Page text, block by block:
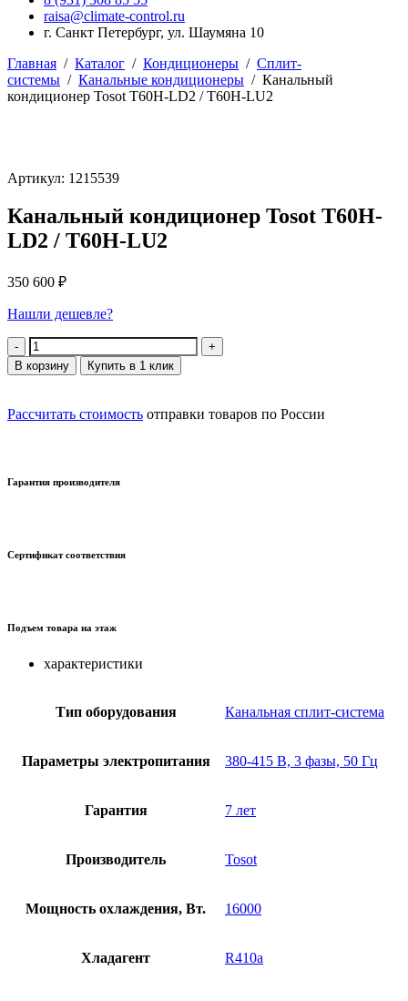
raisa@climate-control.ru
г. Санкт Петербург, ул. Шаумяна 10
Главная / Каталог / Кондиционеры / Сплит-
системы / Канальные кондиционеры / Канальный
кондиционер Tosot T60H-LD2 / T60H-LU2
Артикул: 1215539
Канальный кондиционер Tosot T60H-
LD2 / T60H-LU2
350 600 ₽
Нашли дешевле?
Количество
В корзину Купить в 1 клик
Рассчитать стоимость отправки товаров по России
Гарантия производителя
Сертификат соответствия
Подъем товара на этаж
характеристики
Тип оборудования Канальная сплит-система
Параметры электропитания 380-415 В, 3 фазы, 50 Гц
Гарантия 7 лет
Производитель Tosot
Мощность охлаждения, Вт. 16000
Хладагент R410a